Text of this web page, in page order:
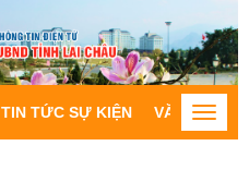
TIN TỨC SỰ KIỆN VĂN BẢNToggle